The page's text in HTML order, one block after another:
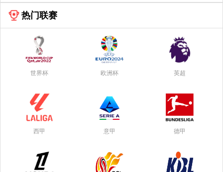
热门联赛
世界杯 欧洲杯 英超
西甲 意甲 德甲